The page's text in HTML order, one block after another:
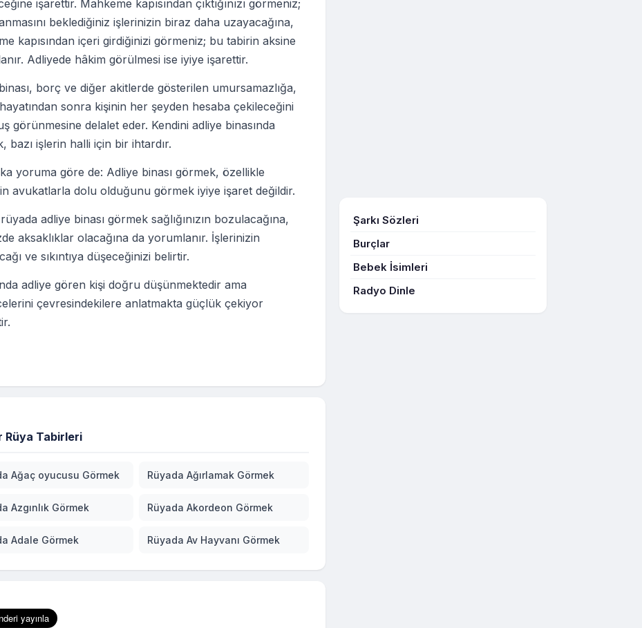
işarettir. Mahkeme kapısından çıktığınızı görmeniz;
beklediğiniz işlerinizin biraz daha uzayacağına,
kapısından içeri girdiğinizi görmeniz; bu tabirin aksine
Adliyede hâkim görülmesi ise iyiye işarettir.
borç ve diğer akitlerde gösterilen umursamazlığa,
sonra kişinin her şeyden hesaba çekileceğini
görünmesine delalet eder. Kendini adliye binasında
bazı işlerin halli için bir ihtardır.
yoruma göre de: Adliye binası görmek, özellikle
avukatlarla dolu olduğunu görmek iyiye işaret değildir.
adliye binası görmek sağlığınızın bozulacağına,
aksaklıklar olacağına da yorumlanır. İşlerinizin
ve sıkıntıya düşeceğinizi belirtir.
adliye gören kişi doğru düşünmektedir ama
çevresindekilere anlatmakta güçlük çekiyor
Rüya Tabirleri
Ağaç oyucusu Görmek Rüyada Ağırlamak Görmek
Azgınlık Görmek Rüyada Akordeon Görmek
Adale Görmek Rüyada Av Hayvanı Görmek
Şarkı Sözleri
Burçlar
Bebek İsimleri
Radyo Dinle